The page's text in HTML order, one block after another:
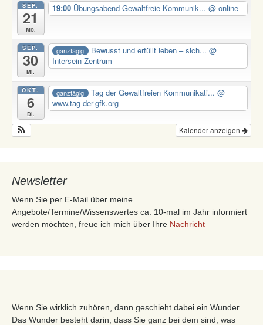
SEP.
21
Mo.
19:00 Übungsabend Gewaltfreie Kommunik... @ online
SEP.
30
Mi.
ganztägig Bewusst und erfüllt leben – sich...@
Intersein-Zentrum
OKT.
6
Di.
ganztägig Tag der Gewaltfreien Kommunikati...@
www.tag-der-gfk.org
Kalender anzeigen
Newsletter
Wenn Sie per E-Mail über meine
Angebote/Termine/Wissenswertes ca. 10-mal im Jahr informiert
werden möchten, freue ich mich über Ihre Nachricht
Wenn Sie wirklich zuhören, dann geschieht dabei ein Wunder.
Das Wunder besteht darin, dass Sie ganz bei dem sind, was